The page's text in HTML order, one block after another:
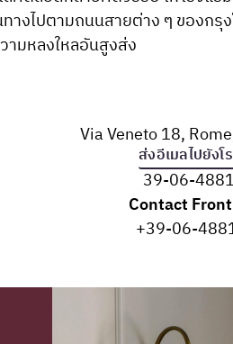
างไปตามถนนสายต่าง ๆ ของกรุ
ามหลงใหลอันสูงส่ง
Via Veneto 18, Rome
ส่งอีเมลไปยังโ
39-06-
Contact
+39-06-